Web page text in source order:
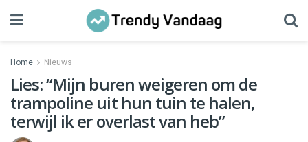
Home Nieuws
Lies: “Mijn buren weigeren om de
trampoline uit hun tuin te halen,
terwijl ik er overlast van heb”